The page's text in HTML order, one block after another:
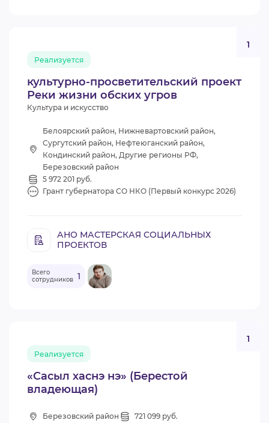
культурно-просветительский проект
Реки жизни обских угров
Реализуется
1
Культура и искусство
Белоярский район, Нижневартовский район,
Сургутский район, Нефтеюганский район,
Кондинский район, Другие регионы РФ,
Березовский район
5 972 201 руб.
Грант губернатора СО НКО (Первый конкурс 2026)
АНО МАСТЕРСКАЯ СОЦИАЛЬНЫХ
ПРОЕКТОВ
Всего
сотрудников 1
«Сасыл хаснэ нэ» (Берестой
владеющая)
Реализуется
1
Березовский район
721 099 руб.